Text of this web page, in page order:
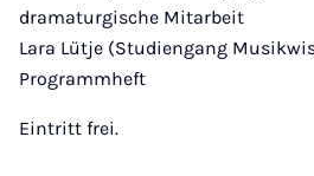
dramaturgische Mitarbeit
Lara Lütje (Studiengang
Programmheft
Eintritt frei.